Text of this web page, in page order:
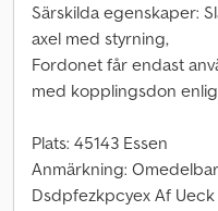
Särskilda egenskaper:
axel med styrning,
Fordonet får endast
med kopplingsdon
Plats: 45143 Essen
Anmärkning:
Dsdpfezkpcyex Af Ueck